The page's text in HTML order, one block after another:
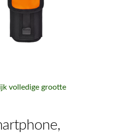
volledige grootte